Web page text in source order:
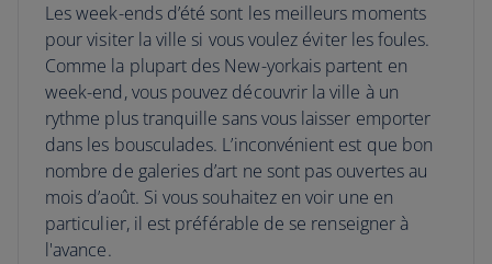
Les week-ends d’été sont les meilleurs moments
pour visiter la ville si vous voulez éviter les foules.
Comme la plupart des New-yorkais partent en
week-end, vous pouvez découvrir la ville à un
rythme plus tranquille sans vous laisser emporter
dans les bousculades. L’inconvénient est que bon
nombre de galeries d’art ne sont pas ouvertes au
mois d’août. Si vous souhaitez en voir une en
particulier, il est préférable de se renseigner à
l'avance.